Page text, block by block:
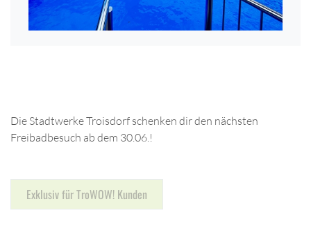
Die Stadtwerke Troisdorf schenken dir den nächsten
Freibadbesuch ab dem 30.06.!
Exklusiv für TroWOW! Kunden